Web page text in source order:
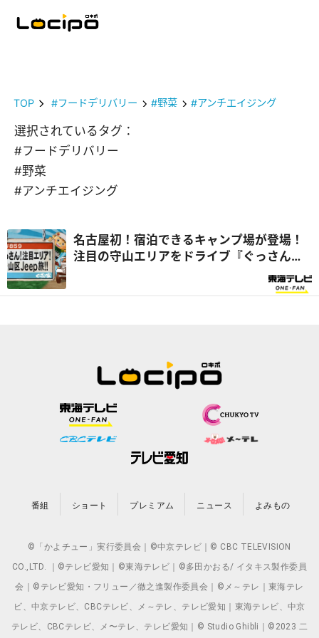
TOP #フードデリバリー #野菜 #アンチエイジング
選択されているタグ：
#フードデリバリー
#野菜
#アンチエイジング
名古屋初！宿泊できるキャンプ場が登場！
注目の守山エリアをドライブ『ぐっさん
番組 ショート プレミアム ニュース よみもの
©「かよチュー」実行委員会｜©中京テレビ｜© CBC TELEVISION
CO.,LTD. ｜©テレビ愛知｜©東海テレビ｜©多田かおる/ イタキス製作委員
会｜©テレビ愛知・フリュー／徹之進製作委員会｜©メ～テレ｜東海テレ
ビ、中京テレビ、CBCテレビ、メ～テレ、テレビ愛知｜東海テレビ、中京
テレビ、CBCテレビ、メ〜テレ、テレビ愛知｜© Studio Ghibli｜©2023 二